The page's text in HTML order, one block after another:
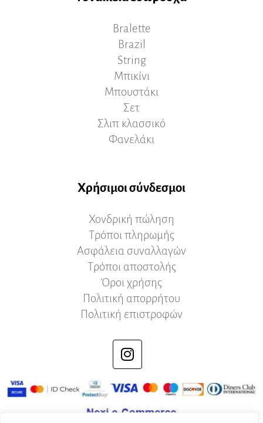
Bralette
Brazil
String
Μπικίνι
Μπουστάκι
Σετ
Σλιπ κλασσικό
Φανελάκι
Χρήσιμοι σύνδεσμοι
Χονδρική πώληση
Τρόποι πληρωμής
Ασφάλεια συναλλαγών
Τρόποι αποστολής
Όροι χρήσης
Πολιτική απορρήτου
Πολιτική επιστροφών